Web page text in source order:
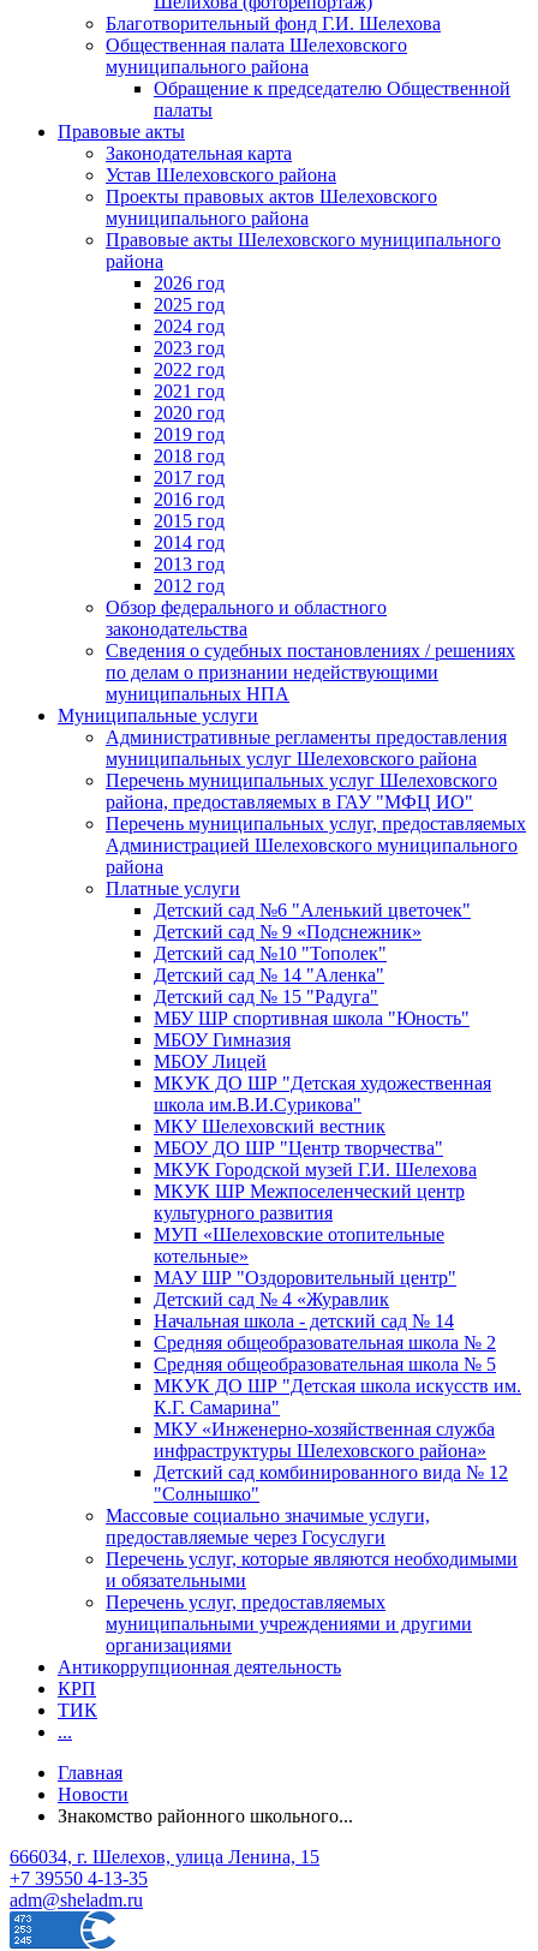
Благотворительный фонд Г.И. Шелехова
Общественная палата Шелеховского
муниципального района
Обращение к председателю Общественной
палаты
Правовые акты
Законодательная карта
Устав Шелеховского района
Проекты правовых актов Шелеховского
муниципального района
Правовые акты Шелеховского муниципального
района
2026 год
2025 год
2024 год
2023 год
2022 год
2021 год
2020 год
2019 год
2018 год
2017 год
2016 год
2015 год
2014 год
2013 год
2012 год
Обзор федерального и областного
законодательства
Сведения о судебных постановлениях / решениях
по делам о признании недействующими
муниципальных НПА
Муниципальные услуги
Административные регламенты предоставления
муниципальных услуг Шелеховского района
Перечень муниципальных услуг Шелеховского
района, предоставляемых в ГАУ "МФЦ ИО"
Перечень муниципальных услуг, предоставляемых
Администрацией Шелеховского муниципального
района
Платные услуги
Детский сад №6 "Аленький цветочек"
Детский сад № 9 «Подснежник»
Детский сад №10 "Тополек"
Детский сад № 14 "Аленка"
Детский сад № 15 "Радуга"
МБУ ШР спортивная школа "Юность"
МБОУ Гимназия
МБОУ Лицей
МКУК ДО ШР "Детская художественная
школа им.В.И.Сурикова"
МКУ Шелеховский вестник
МБОУ ДО ШР "Центр творчества"
МКУК Городской музей Г.И. Шелехова
МКУК ШР Межпоселенческий центр
культурного развития
МУП «Шелеховские отопительные
котельные»
МАУ ШР "Оздоровительный центр"
Детский сад № 4 «Журавлик
Начальная школа - детский сад № 14
Средняя общеобразовательная школа № 2
Средняя общеобразовательная школа № 5
МКУК ДО ШР "Детская школа искусств им.
К.Г. Самарина"
МКУ «Инженерно-хозяйственная служба
инфраструктуры Шелеховского района»
Детский сад комбинированного вида № 12
"Солнышко"
Массовые социально значимые услуги,
предоставляемые через Госуслуги
Перечень услуг, которые являются необходимыми
и обязательными
Перечень услуг, предоставляемых
муниципальными учреждениями и другими
организациями
Антикоррупционная деятельность
КРП
ТИК
...
Главная
Новости
Знакомство районного школьного...
666034, г. Шелехов, улица Ленина, 15
+7 39550 4-13-35
adm@sheladm.ru